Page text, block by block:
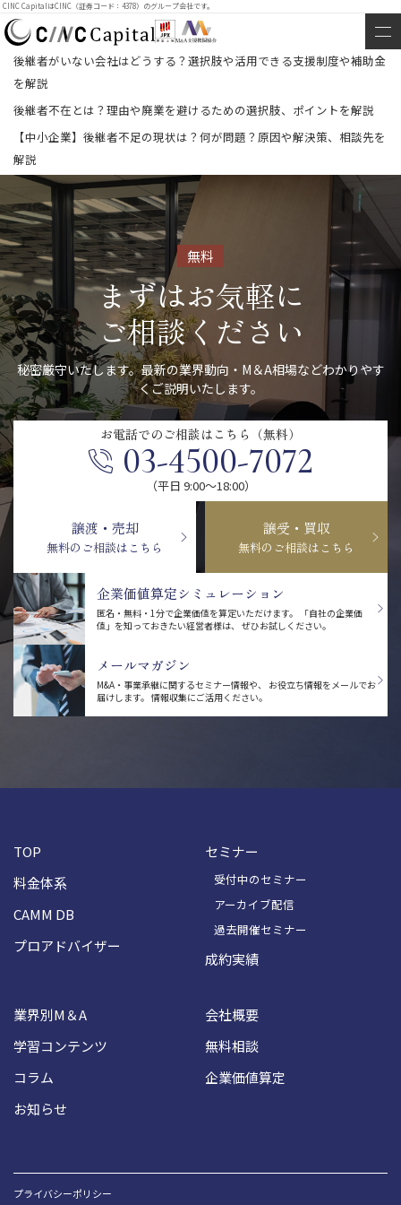
CINC CapitalはCINC（証券コード：4378）のグループ会社です。
後継者がいない会社はどうする？選択肢や活用できる支援制度や補助金
を解説
後継者不在とは？理由や廃業を避けるための選択肢、ポイントを解説
【中小企業】後継者不足の現状は？何が問題？原因や解決策、相談先を
解説
無料
まずはお気軽に
ご相談ください
秘密厳守いたします。最新の業界動向・M＆A相場などわかりやす
くご説明いたします。
お電話での ご相談はこちら（無料）
03-4500-7072
（平日 9:00〜18:00）
譲渡・売却
無料のご相談はこちら
譲受・買収
無料のご相談はこちら
企業価値算定シミュレーション
匿名・無料・1分で企業価値を算定いただけます。
「自社の企業価
値」を知っておきたい経営者様は、 ぜひお試しください。
メールマガジン
M&A・事業承継に関するセミナー情報や、
お役立ち情報をメールでお
届けします。 情報収集にご活用ください。
TOP
料金体系
CAMM DB
プロアドバイザー
セミナー
受付中のセミナー
アーカイブ配信
過去開催セミナー
成約実績
業界別M＆A
学習コンテンツ
コラム
お知らせ
会社概要
無料相談
企業価値算定
プライバシーポリシー